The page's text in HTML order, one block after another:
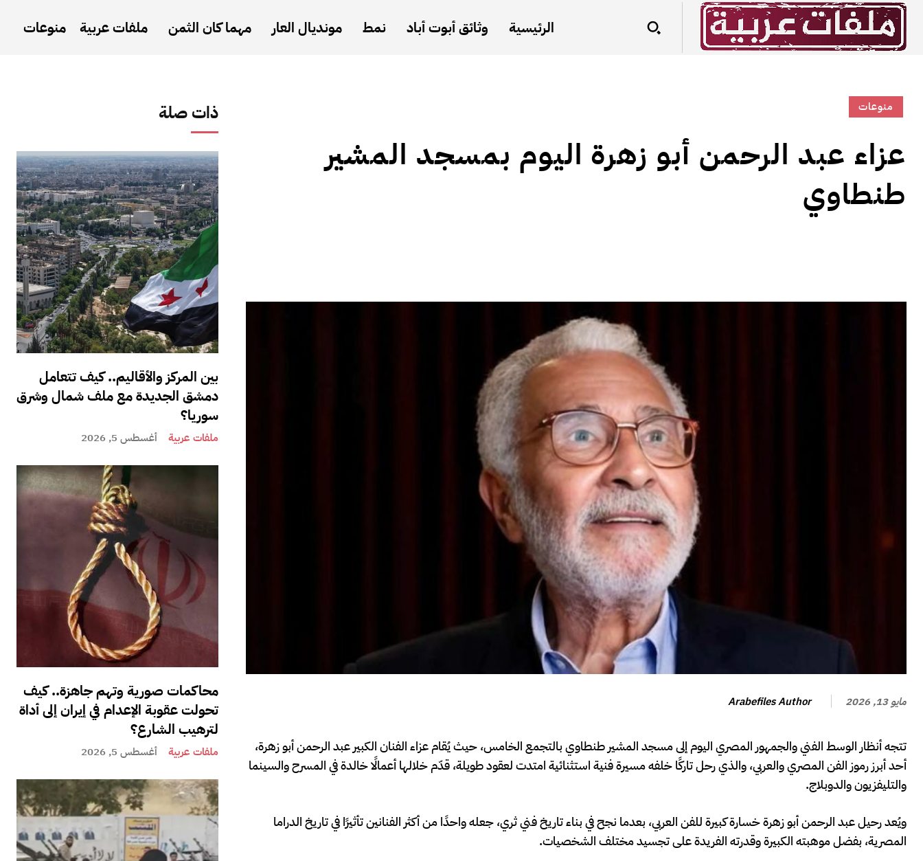
الرئيسية وثائق أبوت أباد نمط مونديال العار مهما كان الثمن ملفات عربية منوعات
ذات صلة
بين المركز والأقاليم.. كيف تتعامل
دمشق الجديدة مع ملف شمال وشرق
سوريا؟
ملفات عربية أغسطس 5, 2026
محاكمات صورية وتهم جاهزة.. كيف
تحولت عقوبة الإعدام في إيران إلى أداة
لترهيب الشارع؟
ملفات عربية أغسطس 5, 2026
منوعات
عزاء عبد الرحمن أبو زهرة اليوم بمسجد المشير
طنطاوي
مايو 13, 2026 Arabefiles Author
تتجه أنظار الوسط الفني والجمهور المصري اليوم إلى مسجد المشير طنطاوي بالتجمع الخامس، حيث يُقام عزاء الفنان الكبير عبد الرحمن أبو زهرة،
أحد أبرز رموز الفن المصري والعربي، والذي رحل تاركًا خلفه مسيرة فنية استثنائية امتدت لعقود طويلة، قدّم خلالها أعمالًا خالدة في المسرح والسينما
والتليفزيون والدوبلاج.
ويُعد رحيل عبد الرحمن أبو زهرة خسارة كبيرة للفن العربي، بعدما نجح في بناء تاريخ فني ثري، جعله واحدًا من أكثر الفنانين تأثيرًا في تاريخ الدراما
المصرية، بفضل موهبته الكبيرة وقدرته الفريدة على تجسيد مختلف الشخصيات.